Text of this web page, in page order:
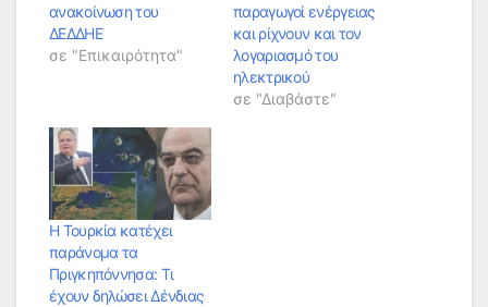
ανακοίνωση του
ΔΕΔΔΗΕ
σε "Επικαιρότητα"
παραγωγοί ενέργειας
και ρίχνουν και τον
λογαριασμό του
ηλεκτρικού
σε "Διαβάστε"
Η Τουρκία κατέχει
παράνομα τα
Πριγκηπόννησα: Τι
έχουν δηλώσει Δένδιας